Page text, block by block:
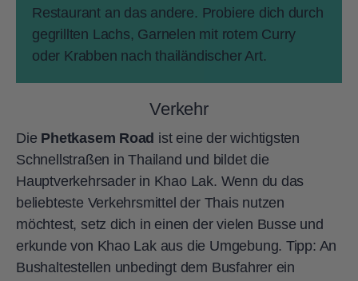
Restaurant an das andere. Probiere dich durch
gegrillten Lachs, Garnelen mit rotem Curry
oder Krabben nach thailändischer Art.
Verkehr
Die Phetkasem Road ist eine der wichtigsten
Schnellstraßen in Thailand und bildet die
Hauptverkehrsader in Khao Lak. Wenn du das
beliebteste Verkehrsmittel der Thais nutzen
möchtest, setz dich in einen der vielen Busse und
erkunde von Khao Lak aus die Umgebung. Tipp: An
Bushaltestellen unbedingt dem Busfahrer ein